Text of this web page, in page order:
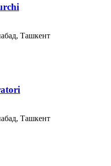
Ташкент
Ташкент